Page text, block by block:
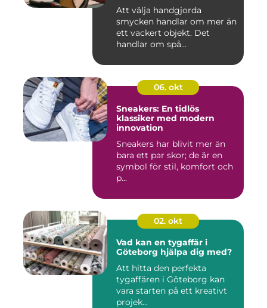
Att välja handgjorda
smycken handlar om mer än
ett vackert objekt. Det
handlar om spå...
06. okt
Sneakers: En tidlös
klassiker med modern
innovation
Sneakers har blivit mer än
bara ett par skor; de är en
symbol för stil, komfort och
p...
02. okt
Vad kan en tygaffär i
Göteborg hjälpa dig med?
Att hitta den perfekta
tygaffären i Göteborg kan
vara starten på ett kreativt
projek...